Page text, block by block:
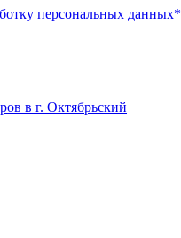
персональных данных*
в г. Октябрьский